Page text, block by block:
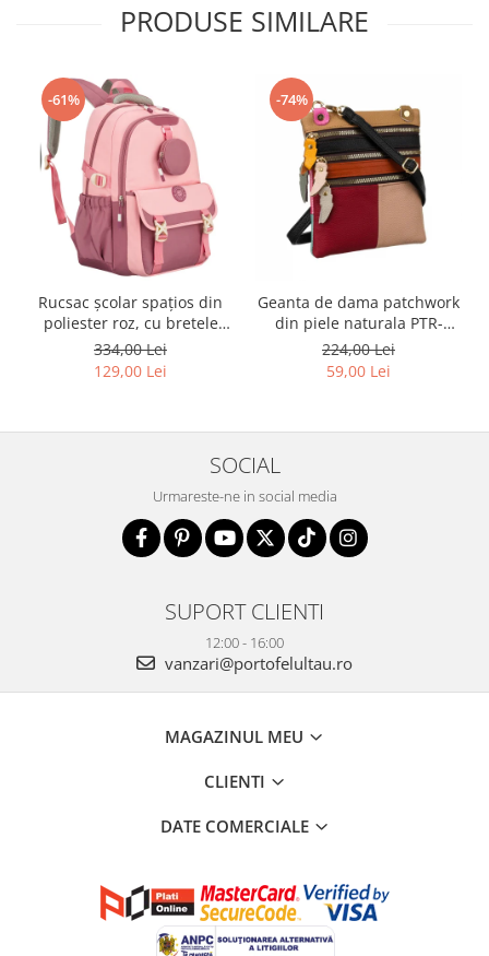
PRODUSE SIMILARE
-61%
Rucsac școlar spațios din
poliester roz, cu bretele
reglabile - Peterson PTR-
PTN 8610-1327 PINK
334,00 Lei
129,00 Lei
-74%
Geanta de dama patchwork
din piele naturala PTR-
1718-SKL-6922 MULTI
224,00 Lei
59,00 Lei
SOCIAL
Urmareste-ne in social media
SUPORT CLIENTI
12:00 - 16:00
vanzari@portofelultau.ro
MAGAZINUL MEU
CLIENTI
DATE COMERCIALE